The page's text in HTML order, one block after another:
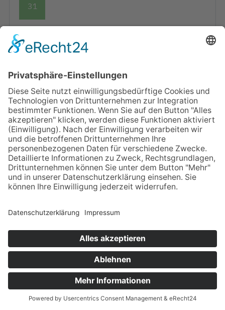
31
Frei
Datum der letzten Aktualisierung des
Belegungskalenders: 09.08.2026
8 Bewertungen für Seepassage
Ferienwohnung Nr.06
Durchschnittliche Bewertung
4,9
Bei8Bewertungen
Ausstattung
5,0
Preis / Leistung
5,0
Anfragen Jetzt buchen